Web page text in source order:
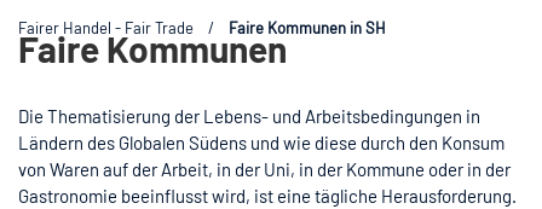
Fairer Handel - Fair Trade / Faire Kommunen in SH
Faire Kommunen
Die Thematisierung der Lebens- und Arbeitsbedingungen in
Ländern des Globalen Südens und wie diese durch den Konsum
von Waren auf der Arbeit, in der Uni, in der Kommune oder in der
Gastronomie beeinflusst wird, ist eine tägliche Herausforderung.